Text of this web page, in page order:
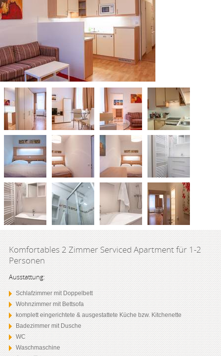
Komfortables 2 Zimmer Serviced Apartment für 1-2
Personen
Ausstattung:
Schlafzimmer mit Doppelbett
Wohnzimmer mit Bettsofa
komplett eingerichtete & ausgestattete Küche bzw. Kitchenette
Badezimmer mit Dusche
WC
Waschmaschine